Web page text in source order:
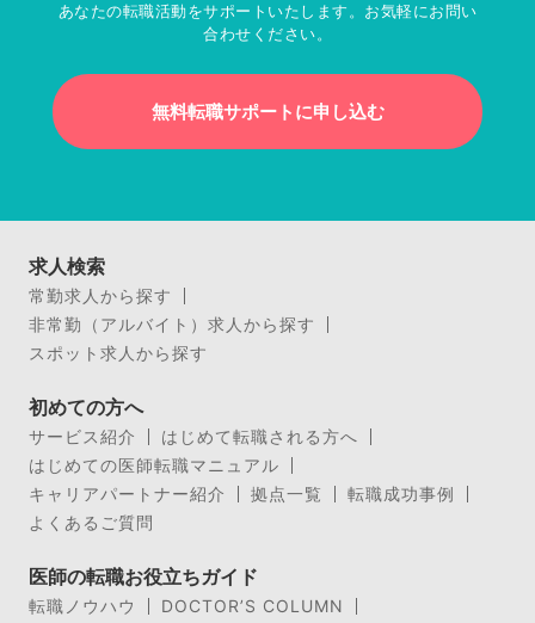
あなたの転職活動をサポートいたします。お気軽にお問い
合わせください。
無料転職サポートに申し込む
求人検索
常勤求人から探す
非常勤（アルバイト）求人から探す
スポット求人から探す
初めての方へ
サービス紹介
はじめて転職される方へ
はじめての医師転職マニュアル
キャリアパートナー紹介
拠点一覧
転職成功事例
よくあるご質問
医師の転職お役立ちガイド
転職ノウハウ
DOCTOR’S COLUMN